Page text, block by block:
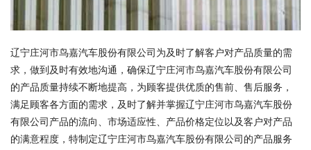
辽宁庄河市鸟嘉汽车股份有限公司为及时了解客户对产品质量的需
求，做到及时有效地沟通，确保辽宁庄河市鸟嘉汽车股份有限公司
的产品质量持续不断地提高，为顾客提供优质的售前、售后服务，
满足顾客各方面的需求，及时了解并掌握辽宁庄河市鸟嘉汽车股份
有限公司产品的流向、市场适应性、产品价格定位以及客户对产品
的满意程度，特制定辽宁庄河市鸟嘉汽车股份有限公司的产品服务